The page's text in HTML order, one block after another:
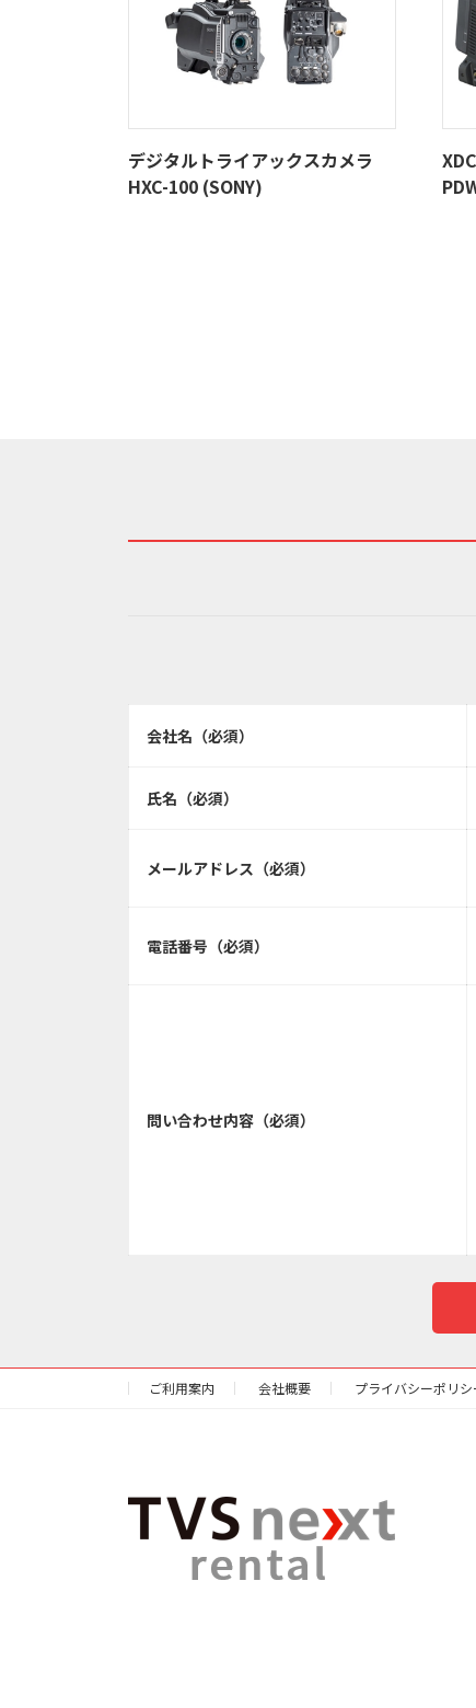
デジタルトライアックスカメラ
HXC-100 (SONY)
会社名（必須）
氏名（必須）
メールアドレス（必須）
電話番号（必須）
問い合わせ内容（必須）
ご利用案内 会社概要 プライバシーポリシ